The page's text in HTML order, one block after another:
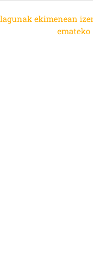
ekimenean
emateko